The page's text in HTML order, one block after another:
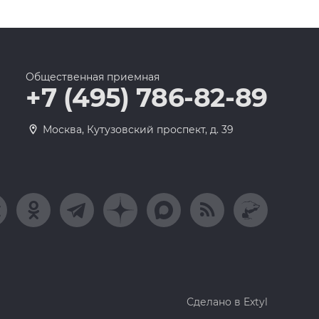
Общественная приемная
+7 (495) 786-82-89
Москва, Кутузовский проспект, д. 39
Сделано в Extyl